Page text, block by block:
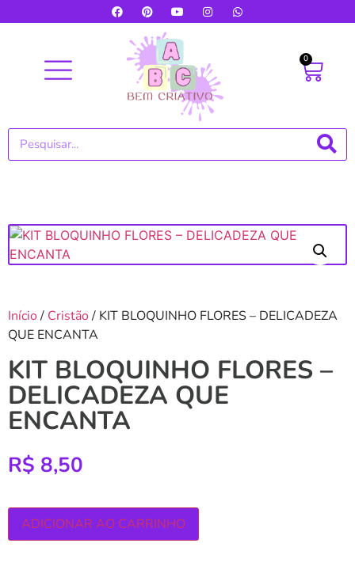
0
Início/ Cristão/ KIT BLOQUINHO FLORES – DELICADEZA
QUE ENCANTA
KIT BLOQUINHO FLORES –
DELICADEZA QUE
ENCANTA
R$ 8,50
ADICIONAR AO CARRINHO